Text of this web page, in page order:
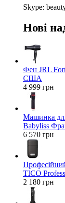
Skype:
Нові
Фен JRL
США
4 999 грн
Машинка
Babyliss
6 570 грн
TICO
2 180 грн